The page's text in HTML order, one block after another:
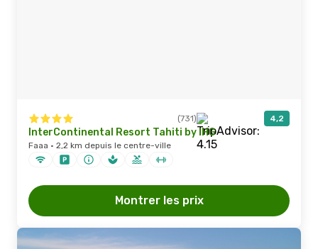
(731) 4,2
InterContinental Resort Tahiti by IHG
Faaa · 2,2 km depuis le centre-ville
Montrer les prix